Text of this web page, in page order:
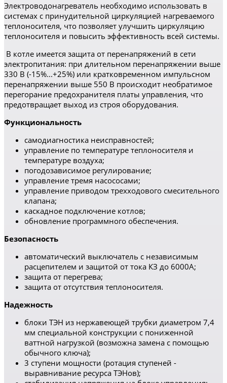
Электроводонагреватель необходимо использовать в
системах с принудительной циркуляцией нагреваемого
теплоносителя, что позволяет улучшить циркуляцию
теплоносителя и повысить эффективность всей системы.
В котле имеется защита от перенапряжений в сети
электропитания: при длительном перенапряжении выше
330 В (-15%...+25%) или кратковременном импульсном
перенапряжении выше 550 В происходит необратимое
перегорание предохранителя платы управления, что
предотвращает выход из строя оборудования.
Функциональность
самодиагностика неисправностей;
управление по температуре теплоносителя и
температуре воздуха;
погодозависимое регулирование;
управление тремя насососами;
управление приводом трехходового смесительного
клапана;
каскадное подключение котлов;
обновление программного обеспечения.
Безопасность
автоматический выключатель с независимым
расцепителем и защитой от тока КЗ до 6000А;
защита от перегрева;
защита от отсутствия теплоносителя.
Надежность
блоки ТЭН из нержавеющей трубки диаметром 7,4
мм специальной конструкции с пониженной
ваттной нагрузкой (возможна замена с помощью
обычного ключа);
3 ступени мощности (ротация ступеней -
выравнивание ресурса ТЭНов);